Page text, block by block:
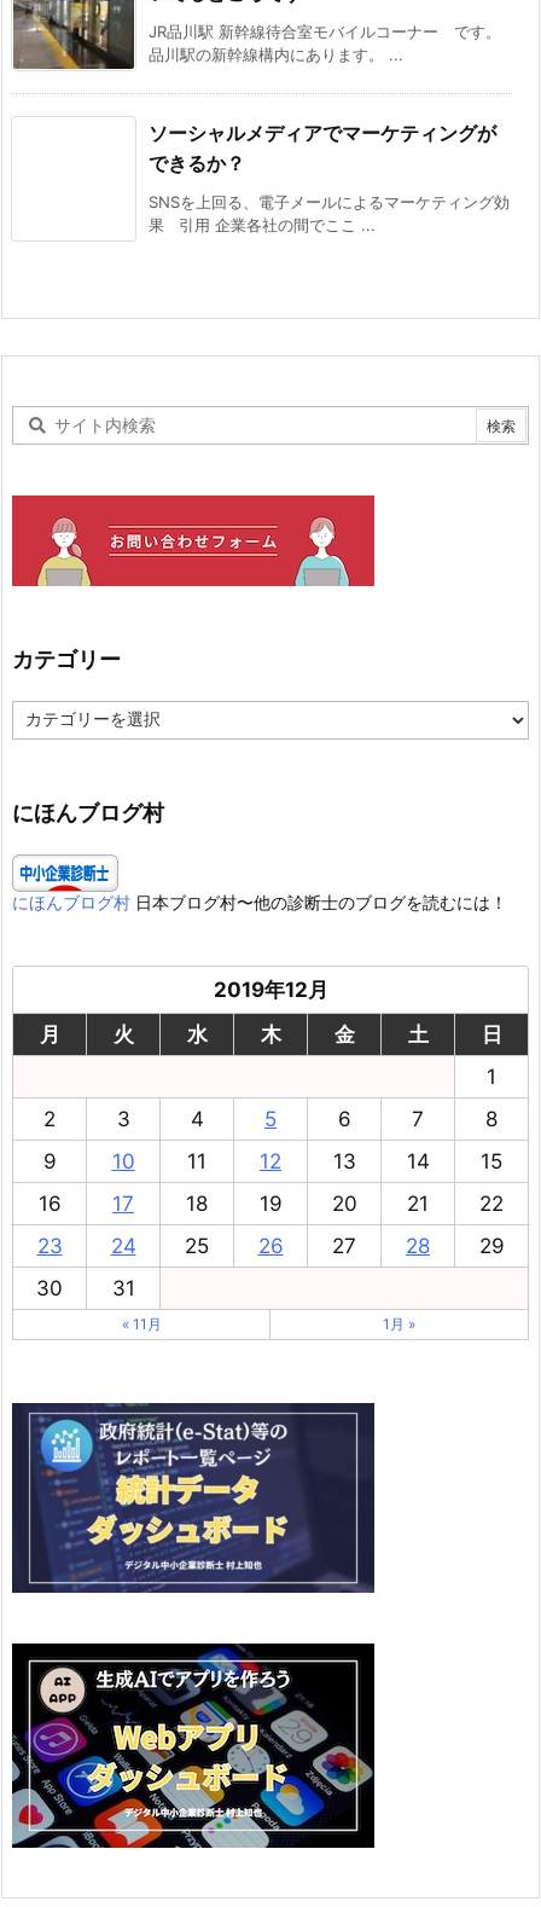
JR品川駅 新幹線待合室モバイルコーナー です。
品川駅の新幹線構内にあります。 ...
ソーシャルメディアでマーケティングが
できるか？
SNSを上回る、電子メールによるマーケティング効
果 引用 企業各社の間でここ ...
カテゴリー
テ
ー
にほんブログ村
にほんブログ村 日本ブログ村〜他の診断士のブログを読むには！
2019年12月
月
火 水 木 金 土
日
1
2
3 4 5 6 7
8
9
10 11 12 13 14
15
16
17 18 19 20 21
22
23
24 25 26 27 28
29
30
31
« 11月 1月 »